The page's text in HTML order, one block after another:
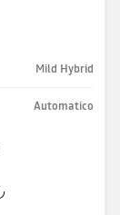
Mild Hybrid
Automatico